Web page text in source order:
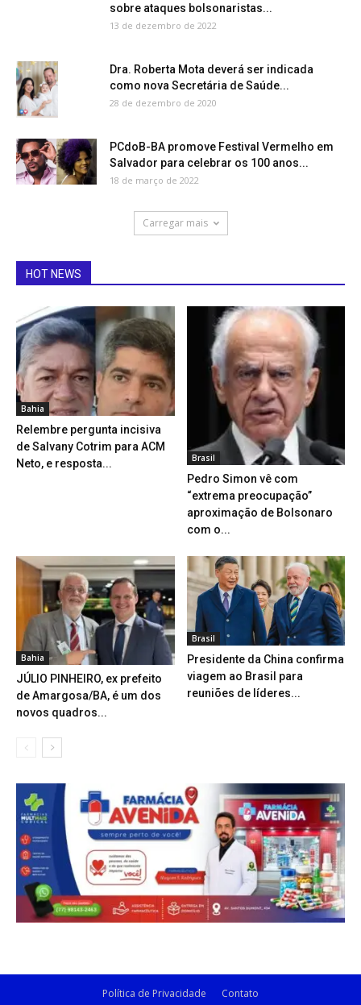
sobre ataques bolsonaristas...
13 de dezembro de 2022
Dra. Roberta Mota deverá ser indicada
como nova Secretária de Saúde...
28 de dezembro de 2020
PCdoB-BA promove Festival Vermelho em
Salvador para celebrar os 100 anos...
18 de março de 2022
Carregar mais
HOT NEWS
Bahia
Relembre pergunta incisiva
de Salvany Cotrim para ACM
Neto, e resposta...
Brasil
Pedro Simon vê com
“extrema preocupação”
aproximação de Bolsonaro
com o...
Bahia
JÚLIO PINHEIRO, ex prefeito
de Amargosa/BA, é um dos
novos quadros...
Brasil
Presidente da China confirma
viagem ao Brasil para
reuniões de líderes...
Política de Privacidade Contato